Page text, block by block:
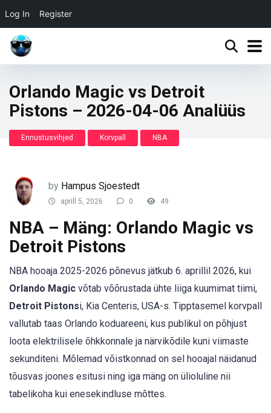
Log In Register
Orlando Magic vs Detroit
Pistons – 2026-04-06 Analüüs
Ennustusvihjed Korvpall NBA
by Hampus Sjoestedt
aprill 5, 2026 0 49
NBA – Mäng: Orlando Magic vs
Detroit Pistons
NBA hooaja 2025-2026 põnevus jätkub 6. aprillil 2026, kui
Orlando Magic võtab võõrustada ühte liiga kuumimat tiimi,
Detroit Pistonsi, Kia Centeris, USA-s. Tipptasemel korvpall
vallutab taas Orlando koduareeni, kus publikul on põhjust
loota elektrilisele õhkkonnale ja närvikõdile kuni viimaste
sekunditeni. Mõlemad võistkonnad on sel hooajal näidanud
tõusvas joones esitusi ning iga mäng on ülioluline nii
tabelikoha kui enesekindluse mõttes.